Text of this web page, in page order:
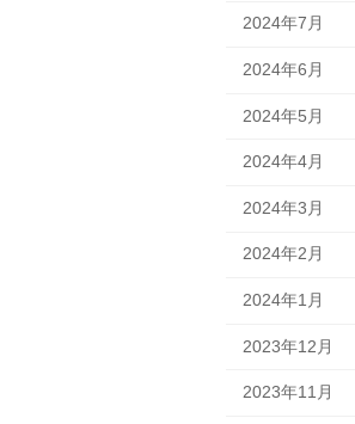
2024年7月
2024年6月
2024年5月
2024年4月
2024年3月
2024年2月
2024年1月
2023年12月
2023年11月